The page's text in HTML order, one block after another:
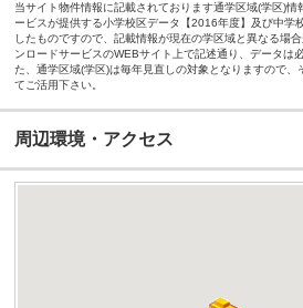
当サイト物件情報に記載されております通学区域(学区)
ービスが提供する小学校区データ【2016年度】及び中学
したものですので、記載情報が現在の学区域と異なる場
ンロードサービスのWEBサイト上で記述通り、データは
た、通学区域(学区)は毎年見直しの対象となりますので、
てご活用下さい。
周辺環境・アクセス